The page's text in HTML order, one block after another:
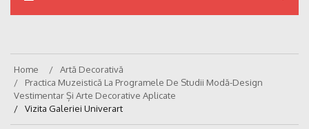
Home
Artă Decorativă
Practica Muzeistică La Programele De Studii Modă-Design
Vestimentar Și Arte Decorative Aplicate
Vizita Galeriei Univerart